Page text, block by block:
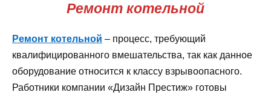
Ремонт котельной
Ремонт котельной – процесс, требующий
квалифицированного вмешательства, так как данное
оборудование относится к классу взрывоопасного.
Работники компании «Дизайн Престиж» готовы